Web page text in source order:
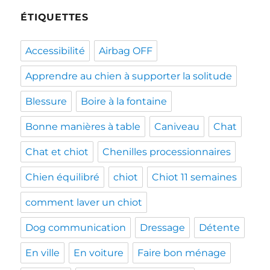
ÉTIQUETTES
Accessibilité Airbag OFF
Apprendre au chien à supporter la solitude
Blessure Boire à la fontaine
Bonne manières à table Caniveau Chat
Chat et chiot Chenilles processionnaires
Chien équilibré chiot Chiot 11 semaines
comment laver un chiot
Dog communication Dressage Détente
En ville En voiture Faire bon ménage